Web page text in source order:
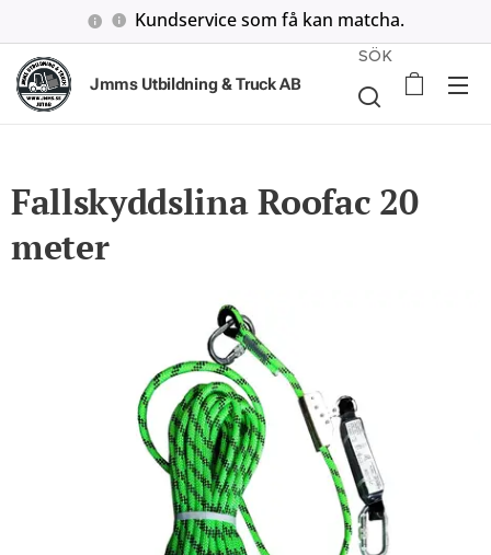
Kundservice som få kan matcha.
Jmms Utbildning & Truck AB
SÖK
Fallskyddslina Roofac 20
meter